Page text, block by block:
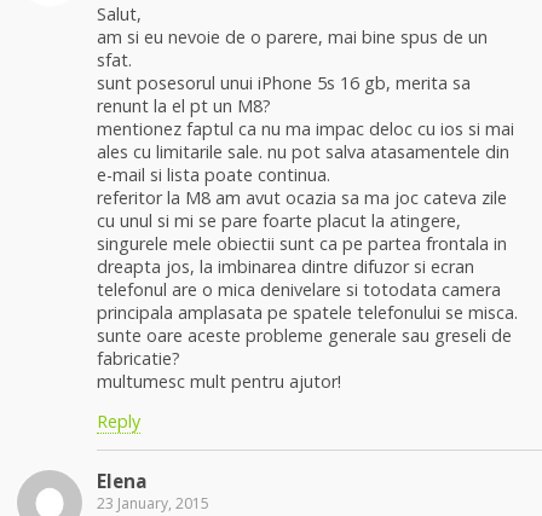
Salut,
am si eu nevoie de o parere, mai bine spus de un
sfat.
sunt posesorul unui iPhone 5s 16 gb, merita sa
renunt la el pt un M8?
mentionez faptul ca nu ma impac deloc cu ios si mai
ales cu limitarile sale. nu pot salva atasamentele din
e-mail si lista poate continua.
referitor la M8 am avut ocazia sa ma joc cateva zile
cu unul si mi se pare foarte placut la atingere,
singurele mele obiectii sunt ca pe partea frontala in
dreapta jos, la imbinarea dintre difuzor si ecran
telefonul are o mica denivelare si totodata camera
principala amplasata pe spatele telefonului se misca.
sunte oare aceste probleme generale sau greseli de
fabricatie?
multumesc mult pentru ajutor!
Reply
Elena
23 January, 2015